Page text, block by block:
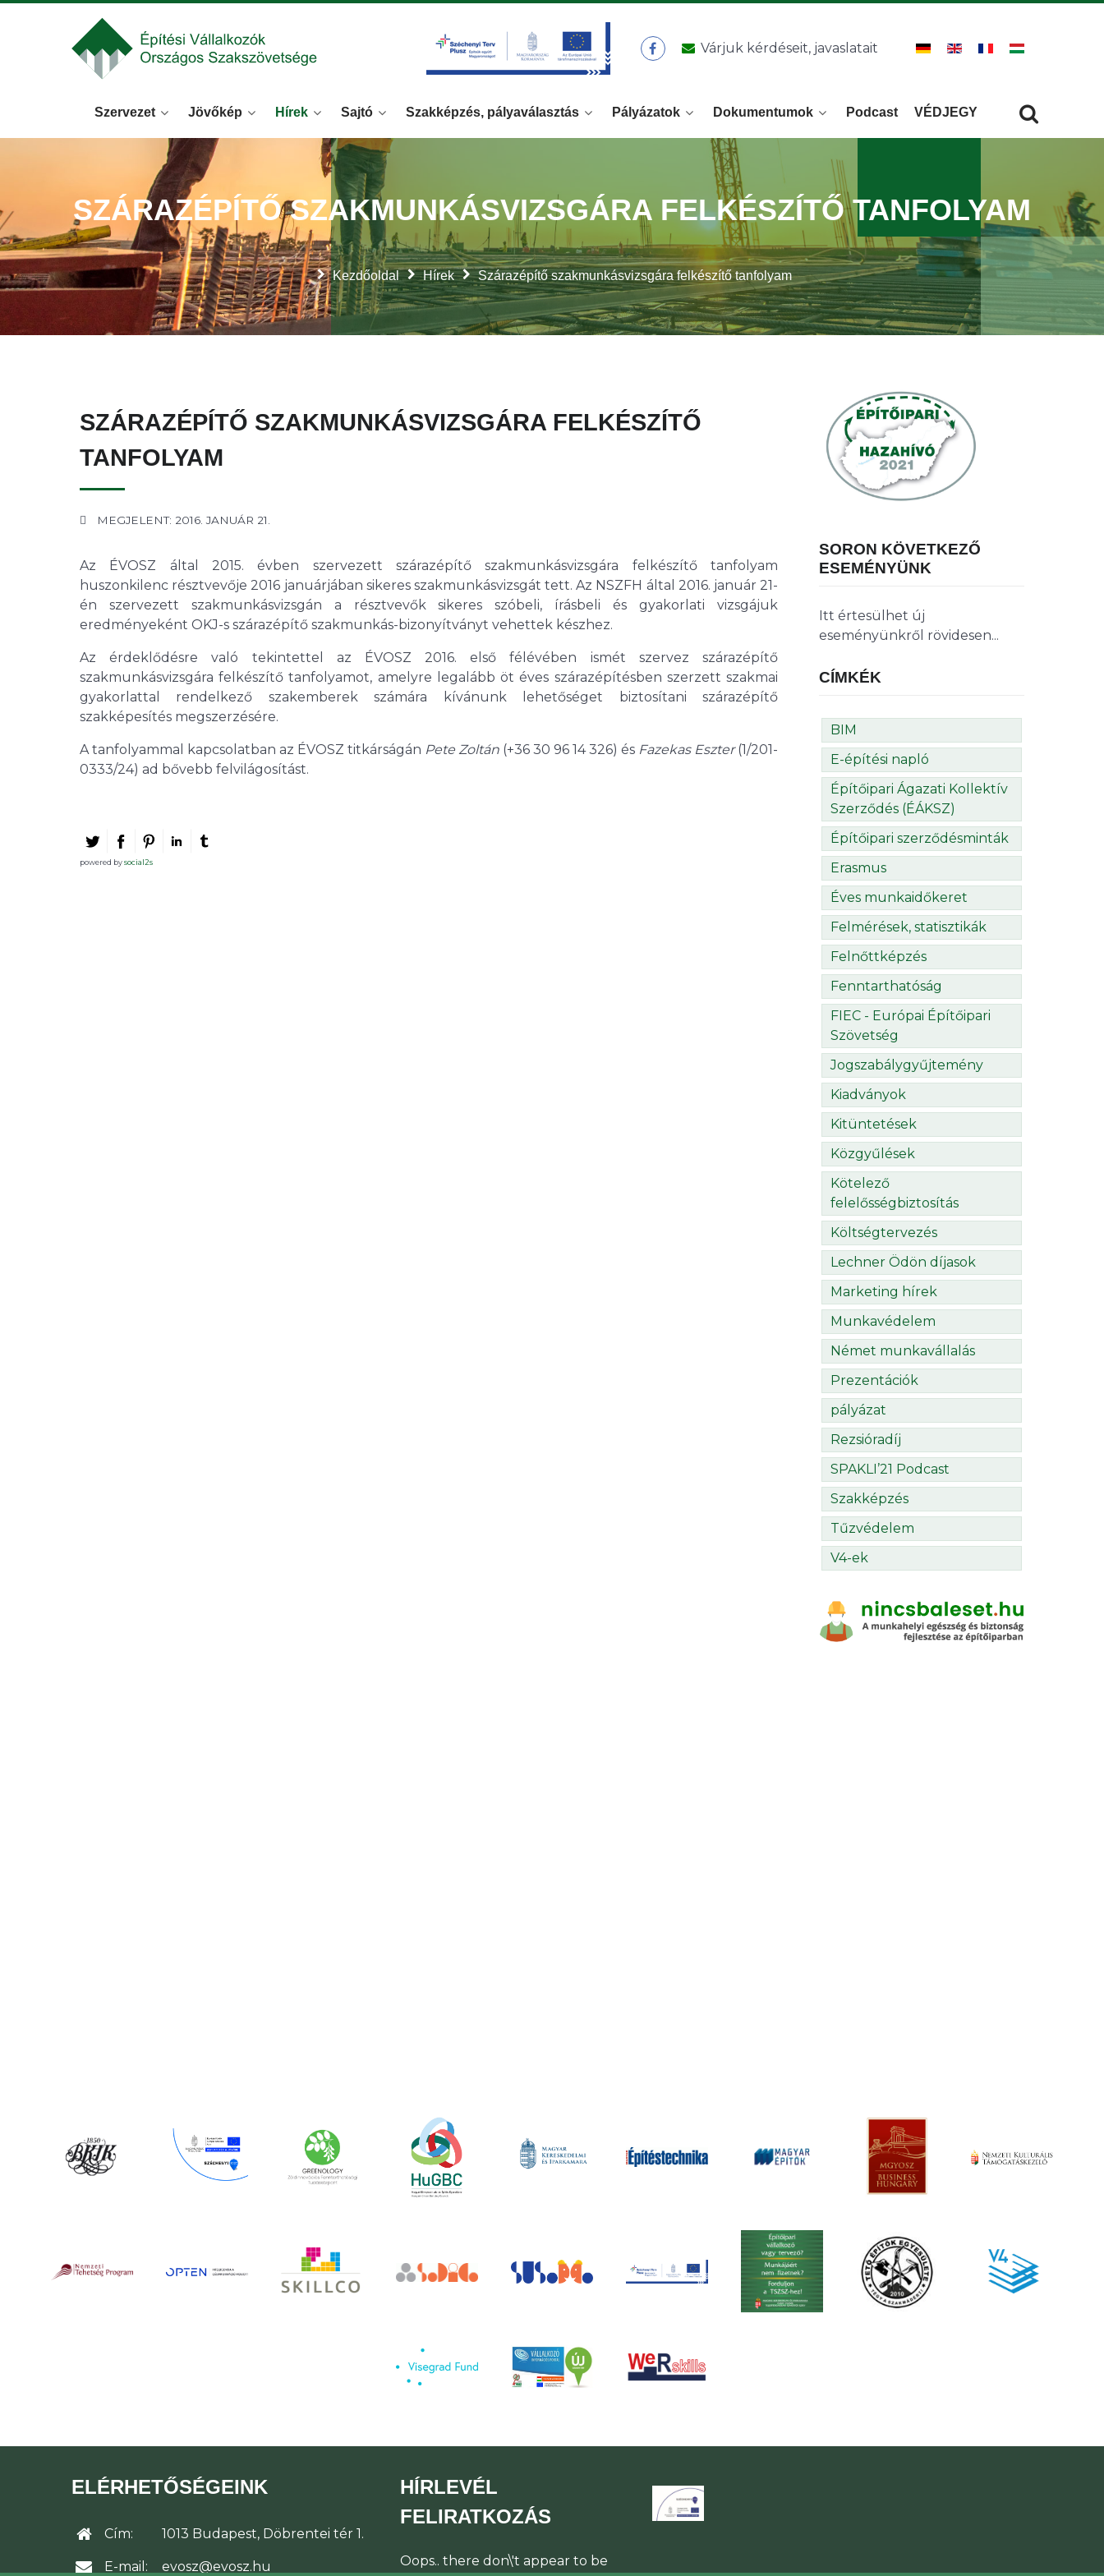
Várjuk kérdéseit, javaslatait
Szervezet Jövőkép Hírek Sajtó Szakképzés, pályaválasztás Pályázatok Dokumentumok Podcast VÉDJEGY
Kezdőoldal Hírek Szárazépítő szakmunkásvizsgára felkészítő tanfolyam
SZÁRAZÉPÍTŐ SZAKMUNKÁSVIZSGÁRA FELKÉSZÍTŐ TANFOLYAM
SZÁRAZÉPÍTŐ SZAKMUNKÁSVIZSGÁRA FELKÉSZÍTŐ
TANFOLYAM
MEGJELENT: 2016. JANUÁR 21.
Az ÉVOSZ által 2015. évben szervezett szárazépítő szakmunkásvizsgára felkészítő tanfolyam
huszonkilenc résztvevője 2016 januárjában sikeres szakmunkásvizsgát tett. Az NSZFH által 2016. január 21-
én szervezett szakmunkásvizsgán a résztvevők sikeres szóbeli, írásbeli és gyakorlati vizsgájuk
eredményeként OKJ-s szárazépítő szakmunkás-bizonyítványt vehettek készhez.
Az érdeklődésre való tekintettel az ÉVOSZ 2016. első félévében ismét szervez szárazépítő
szakmunkásvizsgára felkészítő tanfolyamot, amelyre legalább öt éves szárazépítésben szerzett szakmai
gyakorlattal rendelkező szakemberek számára kívánunk lehetőséget biztosítani szárazépítő
szakképesítés megszerzésére.
A tanfolyammal kapcsolatban az ÉVOSZ titkárságán Pete Zoltán (+36 30 96 14 326) és Fazekas Eszter(1/201-
0333/24) ad bővebb felvilágosítást.
powered bysocial2s
SORON KÖVETKEZŐ
ESEMÉNYÜNK
Itt értesülhet új
eseményünkről rövidesen...
CÍMKÉK
BIM
E-építési napló
Építőipari Ágazati Kollektív
Szerződés (ÉÁKSZ)
Építőipari szerződésminták
Erasmus
Éves munkaidőkeret
Felmérések, statisztikák
Felnőttképzés
Fenntarthatóság
FIEC - Európai Építőipari
Szövetség
Jogszabálygyűjtemény
Kiadványok
Kitüntetések
Közgyűlések
Kötelező
felelősségbiztosítás
Költségtervezés
Lechner Ödön díjasok
Marketing hírek
Munkavédelem
Német munkavállalás
Prezentációk
pályázat
Rezsióradíj
SPAKLI’21 Podcast
Szakképzés
Tűzvédelem
V4-ek
ELÉRHETŐSÉGEINK
Cím: 1013 Budapest, Döbrentei tér 1.
E-mail: evosz@evosz.hu
HÍRLEVÉL
FELIRATKOZÁS
Oops.. there don\'t appear to be